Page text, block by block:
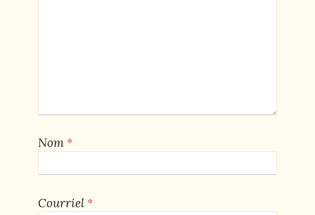
Nom *
Courriel *